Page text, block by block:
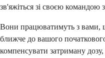
зв'яжіться зі своєю командою
Вони працюватимуть з вами,
ближче до вашого
компенсувати затриману